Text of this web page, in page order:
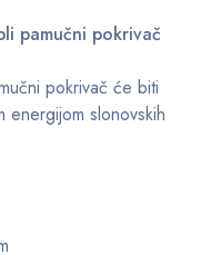
pamučni pokrivač
pokrivač će biti
energijom slonovskih